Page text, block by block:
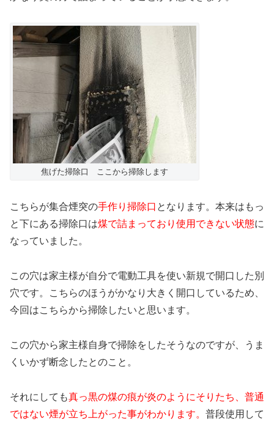
焦げた掃除口 ここから掃除します
こちらが集合煙突の手作り掃除口 となります。本来はもっ
と下にある掃除口は煤で詰まっており使用できない状態に
なっていました。
この穴は家主様が自分で電動工具を使い新規で開口した別
穴です。こちらのほうがかなり大きく開口しているため、
今回はこちらから掃除したいと思います。
この穴から家主様自身で掃除をしたそうなのですが、うま
くいかず断念したとのこと。
それにしても真っ黒の煤の痕が炎のようにそりたち、普通
ではない煙が立ち上がった事がわかります。 普段使用して